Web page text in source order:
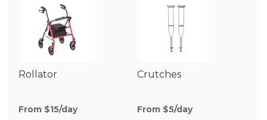
Rollator
From $15/day
Crutches
From $5/day